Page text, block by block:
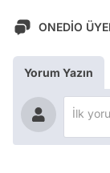
ONEDİO
Yorum Yazın